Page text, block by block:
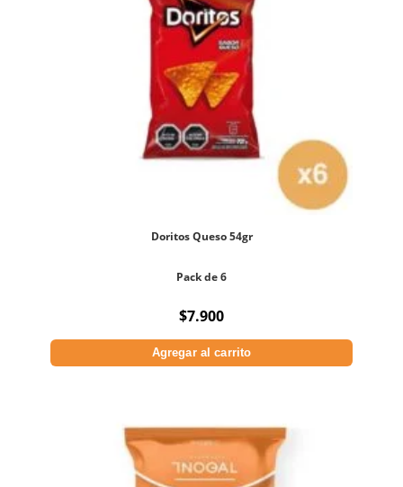
Doritos Queso 54gr
Pack de 6
$7.900
Agregar al carrito